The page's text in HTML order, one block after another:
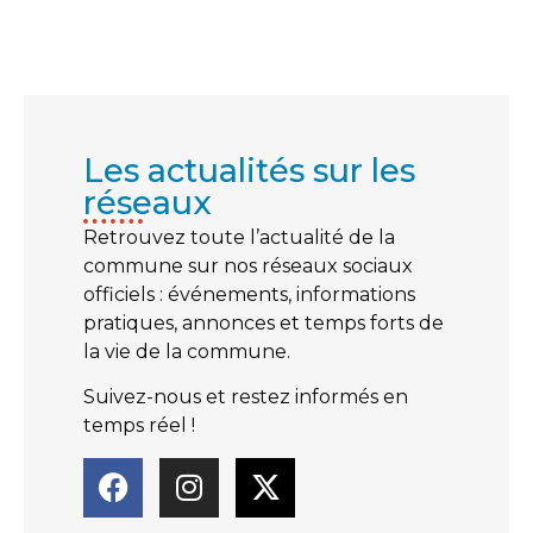
Les actualités sur les
réseaux​
Retrouvez toute l’actualité de la
commune sur nos réseaux sociaux
officiels : événements, informations
pratiques, annonces et temps forts de
la vie de la commune.
Suivez-nous et restez informés en
temps réel !